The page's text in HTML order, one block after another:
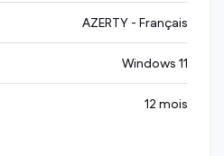
AZERTY - Français
Windows 11
12 mois